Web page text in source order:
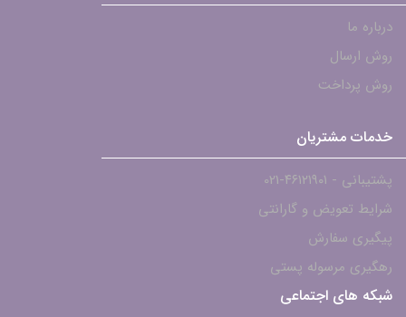
درباره ما
روش ارسال
روش پرداخت
خدمات مشتریان
پشتیبانی - ۴۶۱۲۱۹۰۱-021
شرایط تعویض و گارانتی
پیگیری سفارش
رهگیری مرسوله پستی
شبکه های اجتماعی